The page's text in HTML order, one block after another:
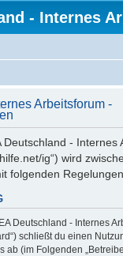
- Internes
Arbeitsforum -
Deutschland - Internes
ig“) wird
folgenden
Deutschland - Internes
schließt du einen
ab (im Folgenden